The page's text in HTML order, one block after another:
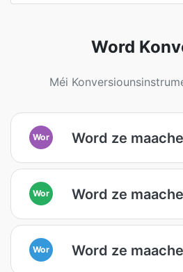
Word
Méi
Wor Word ze
Wor Word ze
Wor Word ze